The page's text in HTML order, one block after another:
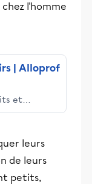
l'homme
| Alloprof
et
les élèves
leurs
de leurs
petits,